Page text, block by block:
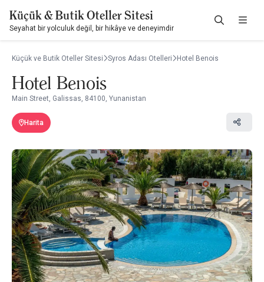
Küçük & Butik Oteller Sitesi
Seyahat bir yolculuk değil, bir hikâye ve deneyimdir
Küçük ve Butik Oteller Sitesi Syros Adası Otelleri Hotel Benois
Hotel Benois
Main Street, Galissas, 84100, Yunanistan
Harita